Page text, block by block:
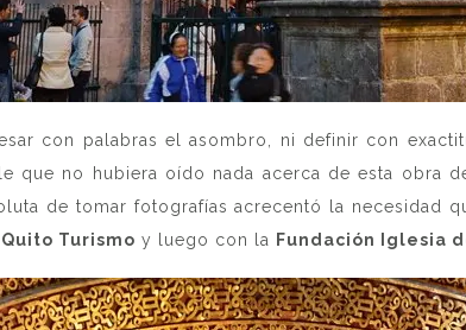
con palabras el asombro, ni definir con
que no hubiera oído nada acerca de esta obra
de tomar fotografías acrecentó la necesidad
Quito Turismo y luego con la Fundación Iglesia